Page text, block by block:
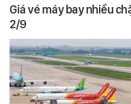
Giá vé máy bay nhiều
2/9